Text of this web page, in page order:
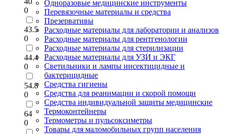
0
43.5
0
44.4
0
54.8
0
64
0
Одноразовые медицинские инструменты
Перевязочные материалы и средства
Презервативы
Расходные материалы для лаборатории и анализов
Расходные материалы для рентгенологии
Расходные материалы для стерилизации
Расходные материалы для УЗИ и ЭКГ
Светильники и лампы инсектицидные и
бактерицидные
Средства гигиены
Средства для реанимации и скорой помощи
Средства индивидуальной защиты медицинские
Термоконтейнеры
Термометры и пульсоксиметры
Товары для маломобильных групп населения